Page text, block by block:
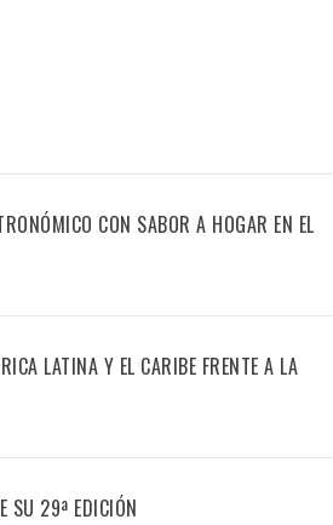
CON SABOR A HOGAR EN EL
LATINA Y EL CARIBE FRENTE A LA
SU 29ª EDICIÓN